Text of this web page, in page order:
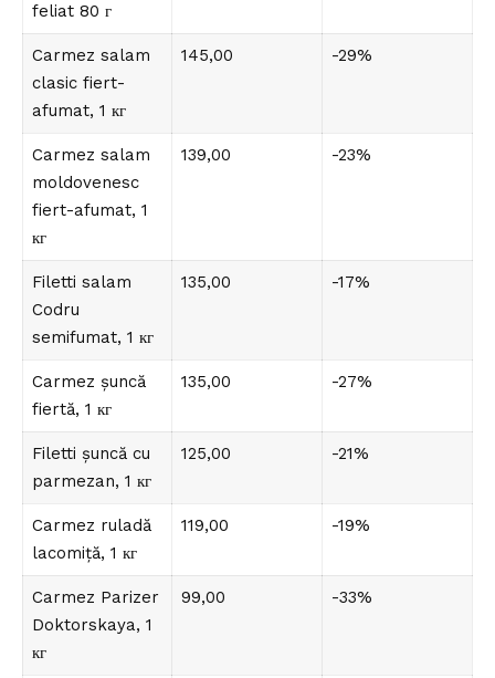
feliat 80 г
Carmez salam
clasic fiert-
afumat, 1 кг
145,00 -29%
Carmez salam
moldovenesc
fiert-afumat, 1
кг
139,00 -23%
Filetti salam
Codru
semifumat, 1 кг
135,00 -17%
Carmez șuncă
fiertă, 1 кг
135,00 -27%
Filetti șuncă cu
parmezan, 1 кг
125,00 -21%
Carmez ruladă
lacomiță, 1 кг
119,00 -19%
Carmez Parizer
Doktorskaya, 1
кг
99,00 -33%